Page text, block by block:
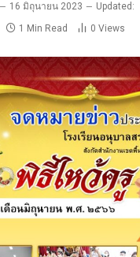
16 มิถุนายน 2023 Updated:
1 Min Read 0 Views